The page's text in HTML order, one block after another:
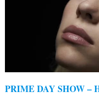
PRIME DAY SHOW –